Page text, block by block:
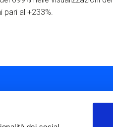
al +233%.